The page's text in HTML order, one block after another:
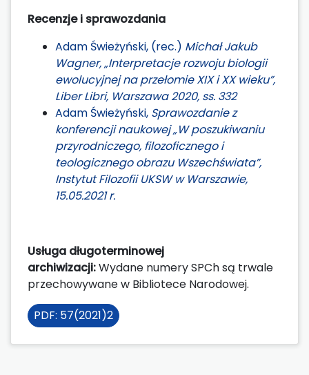
Recenzje i sprawozdania
Adam Świeżyński, (rec.) Michał Jakub
Wagner, „Interpretacje rozwoju biologii
ewolucyjnej na przełomie XIX i XX wieku”,
Liber Libri, Warszawa 2020, ss. 332
Adam Świeżyński, Sprawozdanie z
konferencji naukowej „W poszukiwaniu
przyrodniczego, filozoficznego i
teologicznego obrazu Wszechświata”,
Instytut Filozofii UKSW w Warszawie,
15.05.2021 r.
Usługa długoterminowej
archiwizacji:Wydane numery SPCh są trwale
przechowywane w Bibliotece Narodowej.
PDF: 57(2021)2